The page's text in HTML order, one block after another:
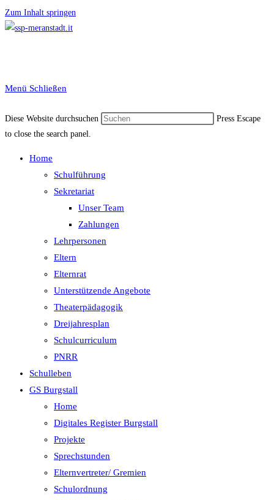
Zum Inhalt springen
Menü Schließen
Diese Website durchsuchen
Press Escape
to close the search panel.
Home
Schulführung
Sekretariat
Unser Team
Zahlungen
Lehrpersonen
Eltern
Elternrat
Unterstützende Angebote
Theaterpädagogik
Dreijahresplan
Schulcurriculum
PNRR
Schulleben
GS Burgstall
Home
Digitales Register Burgstall
Projekte
Sprechstunden
Elternvertreter/ Gremien
Schulordnung